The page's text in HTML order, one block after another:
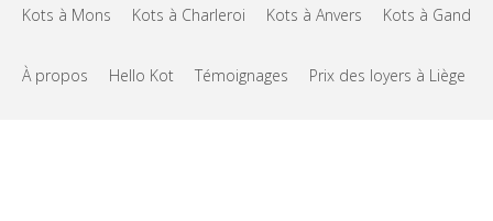
Kots à Mons
Kots à Charleroi Kots à Anvers Kots à Gand
À propos Hello Kot Témoignages Prix des loyers à Liège